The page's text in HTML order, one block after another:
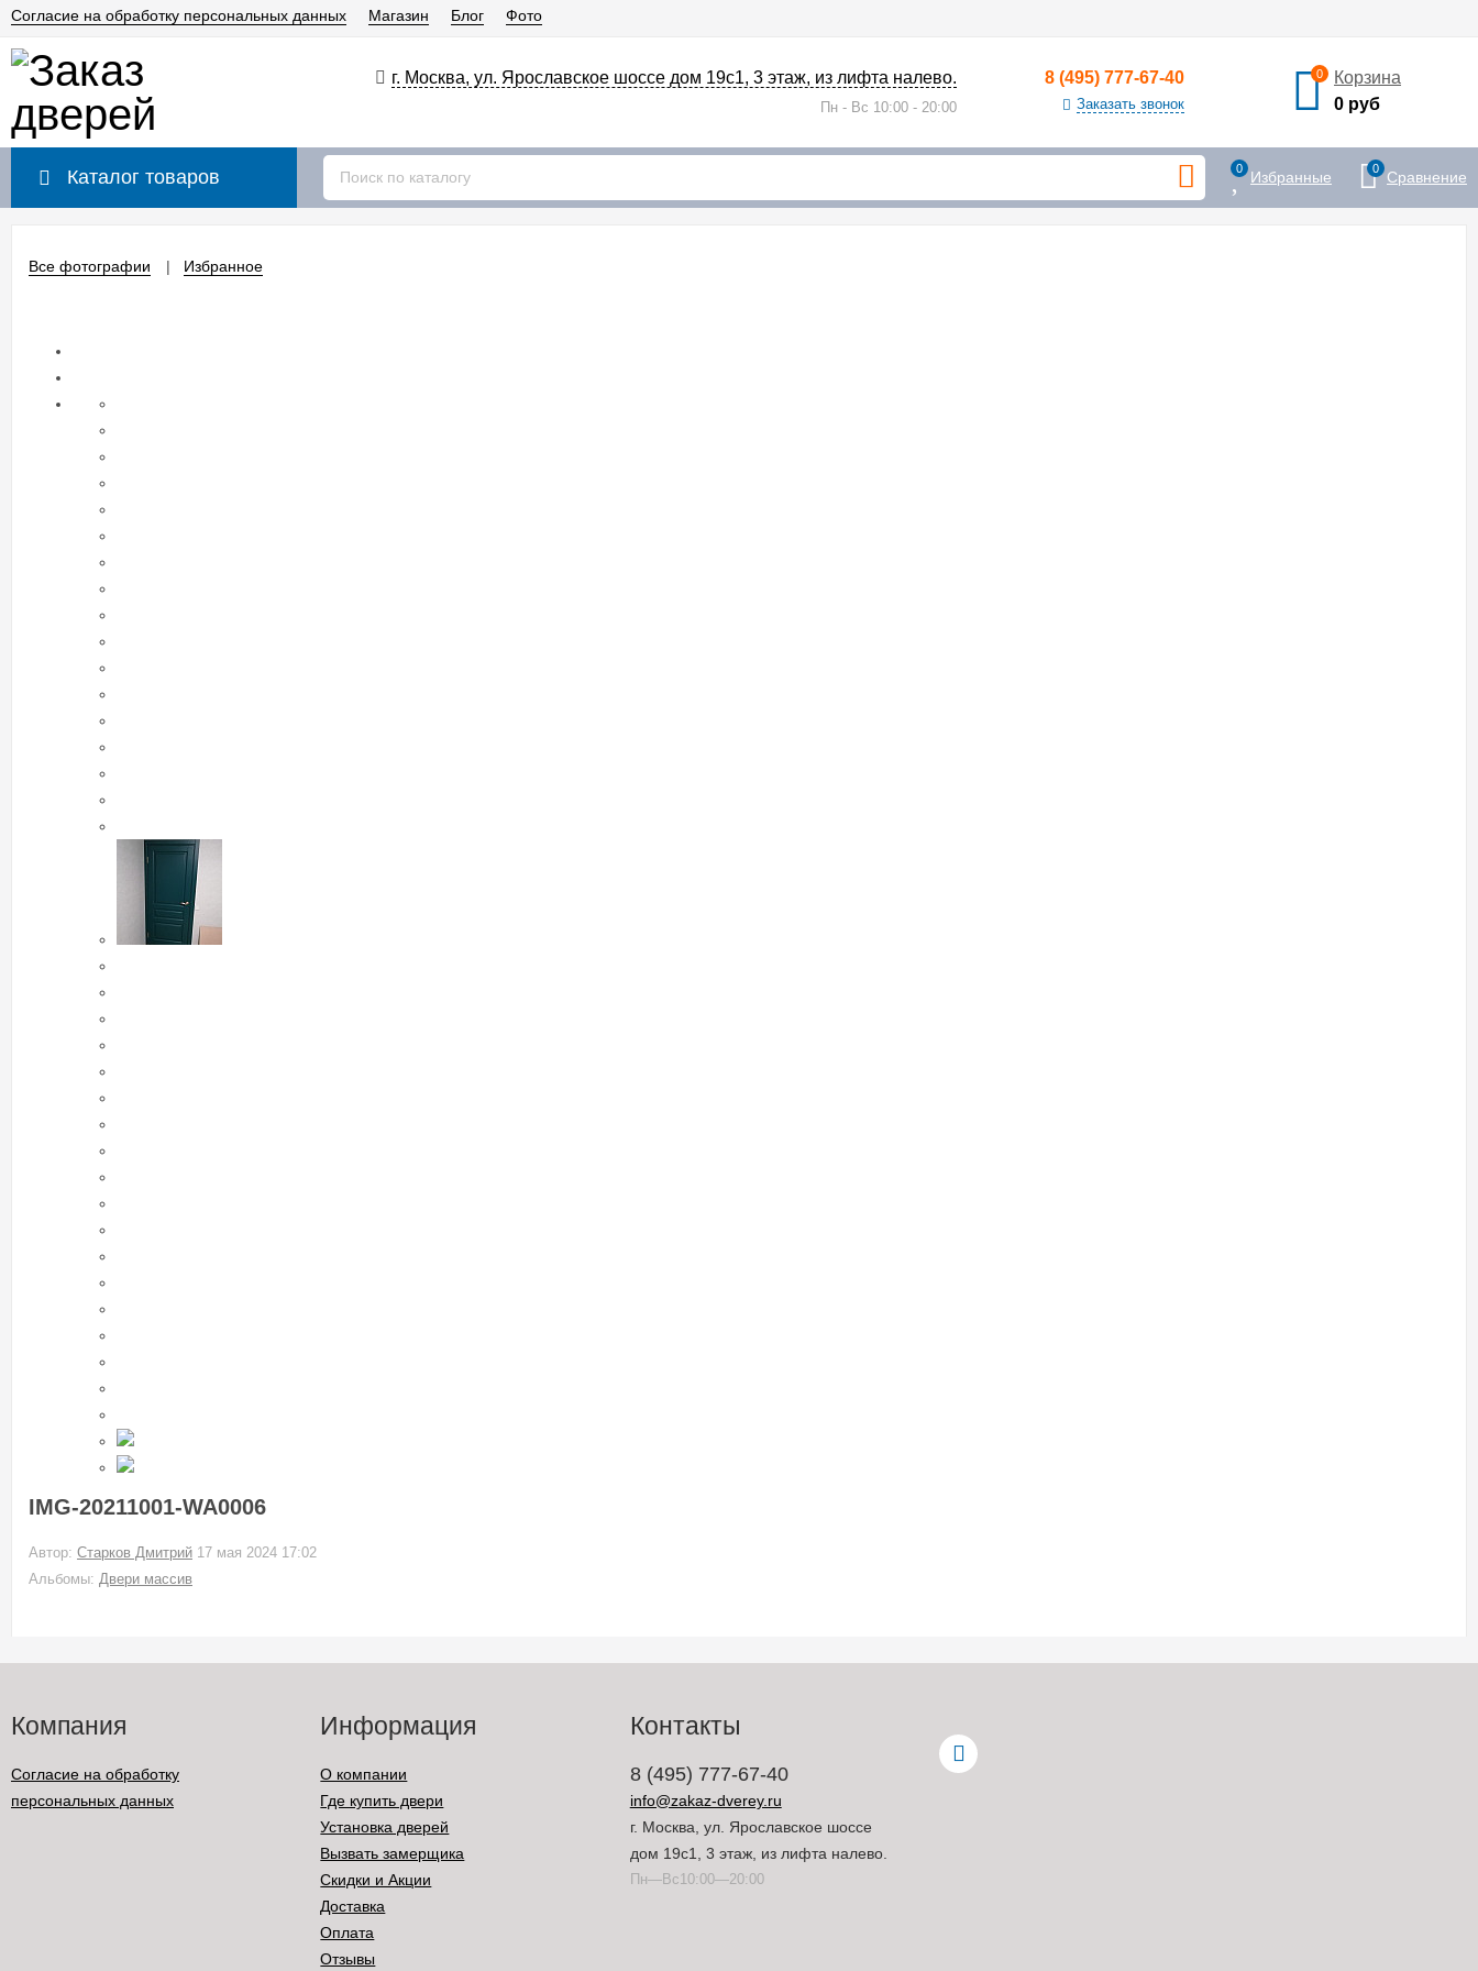
Согласие на обработку персональных данных Магазин Блог Фото
г. Москва, ул. Ярославское шоссе дом 19с1, 3 этаж, из лифта налево.
Пн - Вс 10:00 - 20:00
8 (495) 777-67-40
Заказать звонок
0
Корзина
0 руб
Каталог товаров 0 Избранные 0 Сравнение
Все фотографии Избранное
IMG-20211001-WA0006
Автор: Старков Дмитрий 17 мая 2024 17:02
Альбомы: Двери массив
Компания
Согласие на обработку
персональных данных
Информация
О компании
Где купить двери
Установка дверей
Вызвать замерщика
Скидки и Акции
Доставка
Оплата
Отзывы
Контакты
8 (495) 777-67-40
info@zakaz-dverey.ru
г. Москва, ул. Ярославское шоссе
дом 19с1, 3 этаж, из лифта налево.
Пн—Вс10:00—20:00